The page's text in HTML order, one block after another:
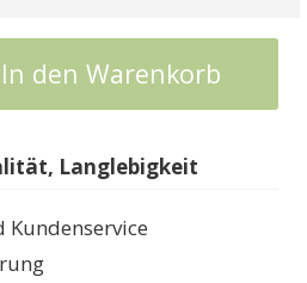
In den Warenkorb
Langlebigkeit
Kundenservice